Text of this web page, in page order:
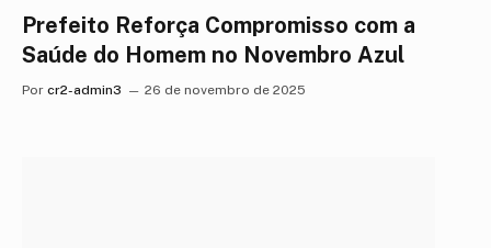
Prefeito Reforça Compromisso com a
Saúde do Homem no Novembro Azul
Por cr2-admin3 26 de novembro de 2025